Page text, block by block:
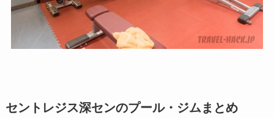
セントレジス深センのプール・ジムまとめ